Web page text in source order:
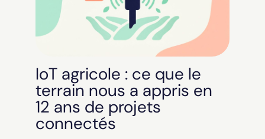
IoT agricole : ce que le
terrain nous a appris en
12 ans de projets
connectés